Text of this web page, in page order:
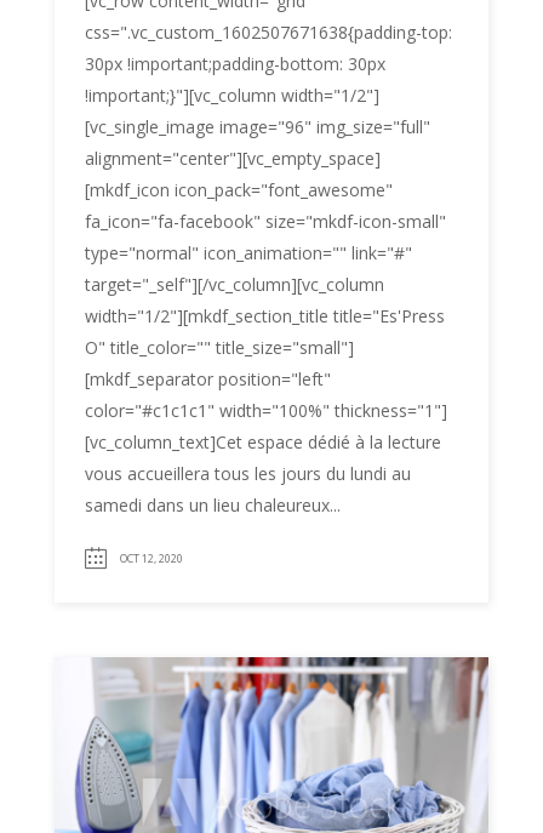
css=".vc_custom_1602507671638{padding-top:
30px !important;padding-bottom: 30px
!important;}"][vc_column width="1/2"]
[vc_single_image image="96" img_size="full"
alignment="center"][vc_empty_space]
[mkdf_icon icon_pack="font_awesome"
fa_icon="fa-facebook" size="mkdf-icon-small"
type="normal" icon_animation="" link="#"
target="_self"][/vc_column][vc_column
width="1/2"][mkdf_section_title title="Es'Press
O" title_color="" title_size="small"]
[mkdf_separator position="left"
color="#c1c1c1" width="100%" thickness="1"]
[vc_column_text]Cet espace dédié à la lecture
vous accueillera tous les jours du lundi au
samedi dans un lieu chaleureux...
OCT 12, 2020